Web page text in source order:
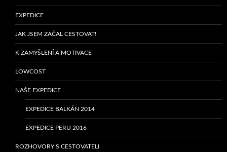
EXPEDICE
JAK JSEM ZAČAL CESTOVAT!
K ZAMYŠLENÍ A MOTIVACE
LOWCOST
NAŠE EXPEDICE
EXPEDICE BALKÁN 2014
EXPEDICE PERU 2016
ROZHOVORY S CESTOVATELI